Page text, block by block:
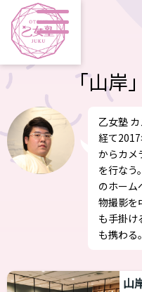
「山
乙女塾
経て
からカメ
を行なう
のホーム
物撮影を
も手掛け
も携わる。
山